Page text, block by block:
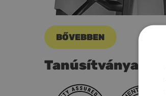
BŐVEBBEN
Tanúsítványaink